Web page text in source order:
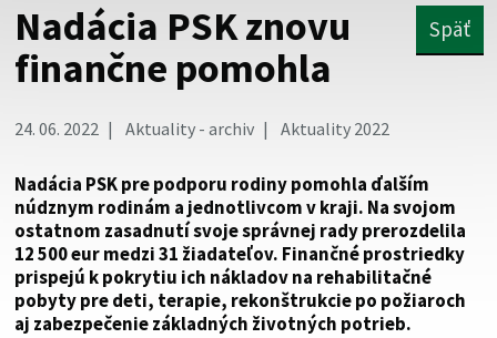
Táto stránka je zabezpečená
cez zabezpečenú webovú stránku. Zabezpečená stránka
vždy začína https:// pred názvom domény webového sídla.
Nadácia PSK znovu
finančne pomohla
Späť
24. 06. 2022 Aktuality - archiv Aktuality 2022
Nadácia PSK pre podporu rodiny pomohla ďalším
núdznym rodinám a jednotlivcom v kraji. Na svojom
ostatnom zasadnutí svoje správnej rady prerozdelila
12 500 eur medzi 31 žiadateľov. Finančné prostriedky
prispejú k pokrytiu ich nákladov na rehabilitačné
pobyty pre deti, terapie, rekonštrukcie po požiaroch
aj zabezpečenie základných životných potrieb.